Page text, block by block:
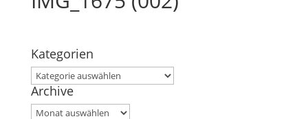
Kategorien
Kategorien
Archive
Archive